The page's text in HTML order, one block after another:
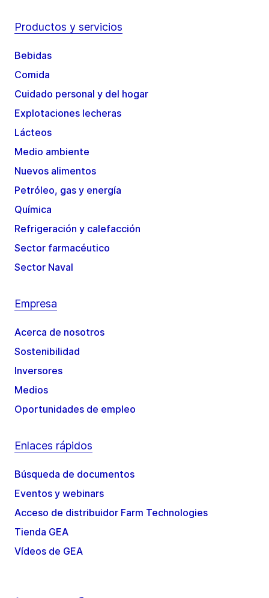
Productos y servicios
Bebidas
Comida
Cuidado personal y del hogar
Explotaciones lecheras
Lácteos
Medio ambiente
Nuevos alimentos
Petróleo, gas y energía
Química
Refrigeración y calefacción
Sector farmacéutico
Sector Naval
Empresa
Acerca de nosotros
Sostenibilidad
Inversores
Medios
Oportunidades de empleo
Enlaces rápidos
Búsqueda de documentos
Eventos y webinars
Acceso de distribuidor Farm Technologies
Tienda GEA
Vídeos de GEA